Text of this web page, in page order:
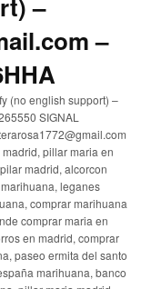
–
–
(no english support) –
SIGNAL
pillar maria en
madrid, alcorcon
leganes
comprar marihuana
comprar maria en
en madrid, comprar
paseo ermita del santo
marihuana, banco